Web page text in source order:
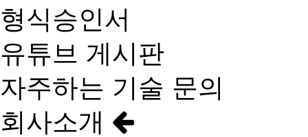
형식승인서
유튜브 게시판
자주하는 기술 문의
회사소개